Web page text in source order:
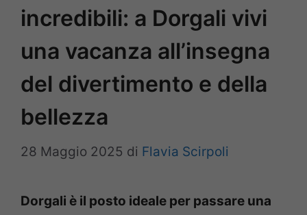
incredibili: a Dorgali vivi
una vacanza all’insegna
del divertimento e della
bellezza
28 Maggio 2025 di Flavia Scirpoli
Dorgali è il posto ideale per passare una